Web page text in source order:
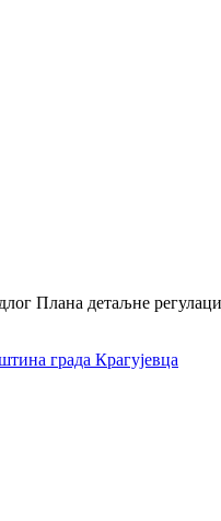
Плана детаљне
града Крагујевца